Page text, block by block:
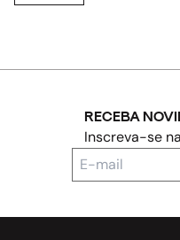
RECEBA
Inscreva-se